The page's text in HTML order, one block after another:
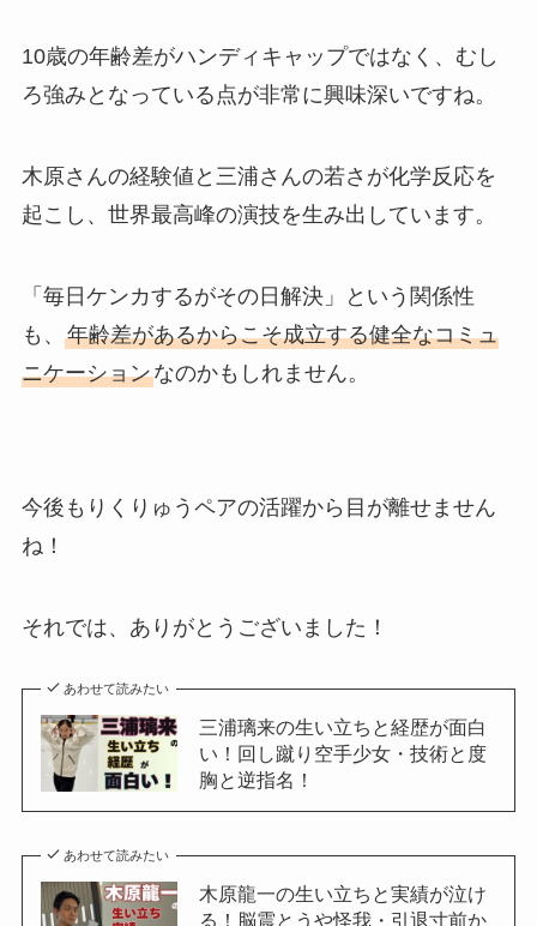
10歳の年齢差がハンディキャップではなく、むし
ろ強みとなっている点が非常に興味深いですね。
木原さんの経験値と三浦さんの若さが化学反応を
起こし、世界最高峰の演技を生み出しています。
「毎日ケンカするがその日解決」という関係性
も、 年齢差があるからこそ成立する健全なコミュ
ニケーションなのかもしれません。
今後もりくりゅうペアの活躍から目が離せません
ね！
それでは、ありがとうございました！
あわせて読みたい
三浦璃来の生い立ちと経歴が面白
い！回し蹴り空手少女・技術と度
胸と逆指名！
あわせて読みたい
木原龍一の生い立ちと実績が泣け
る！脳震とうや怪我・引退寸前か